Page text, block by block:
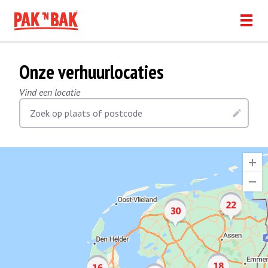
Onze verhuurlocaties
Vind een locatie
Zoek op plaats of postcode